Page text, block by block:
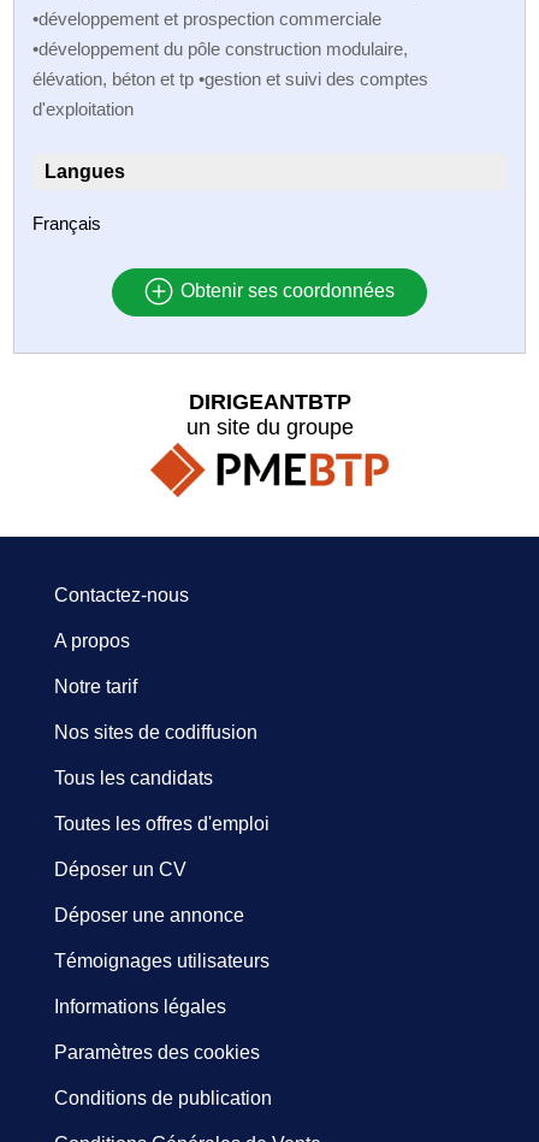
•développement et prospection commerciale
•développement du pôle construction modulaire,
élévation, béton et tp •gestion et suivi des comptes
d'exploitation
Langues
Français
Obtenir ses coordonnées
DIRIGEANTBTP
un site du groupe
Contactez-nous
A propos
Notre tarif
Nos sites de codiffusion
Tous les candidats
Toutes les offres d'emploi
Déposer un CV
Déposer une annonce
Témoignages utilisateurs
Informations légales
Paramètres des cookies
Conditions de publication